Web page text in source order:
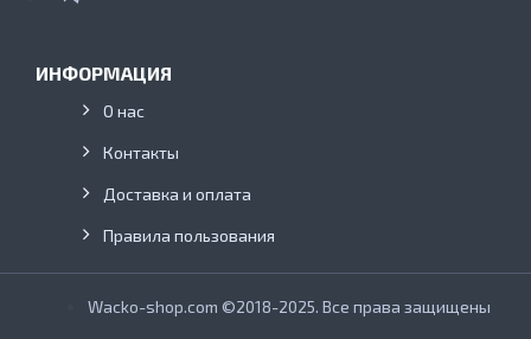
ИНФОРМАЦИЯ
О нас
Контакты
Доставка и оплата
Правила пользования
Wacko-shop.com ©2018-2025. Все права защищены